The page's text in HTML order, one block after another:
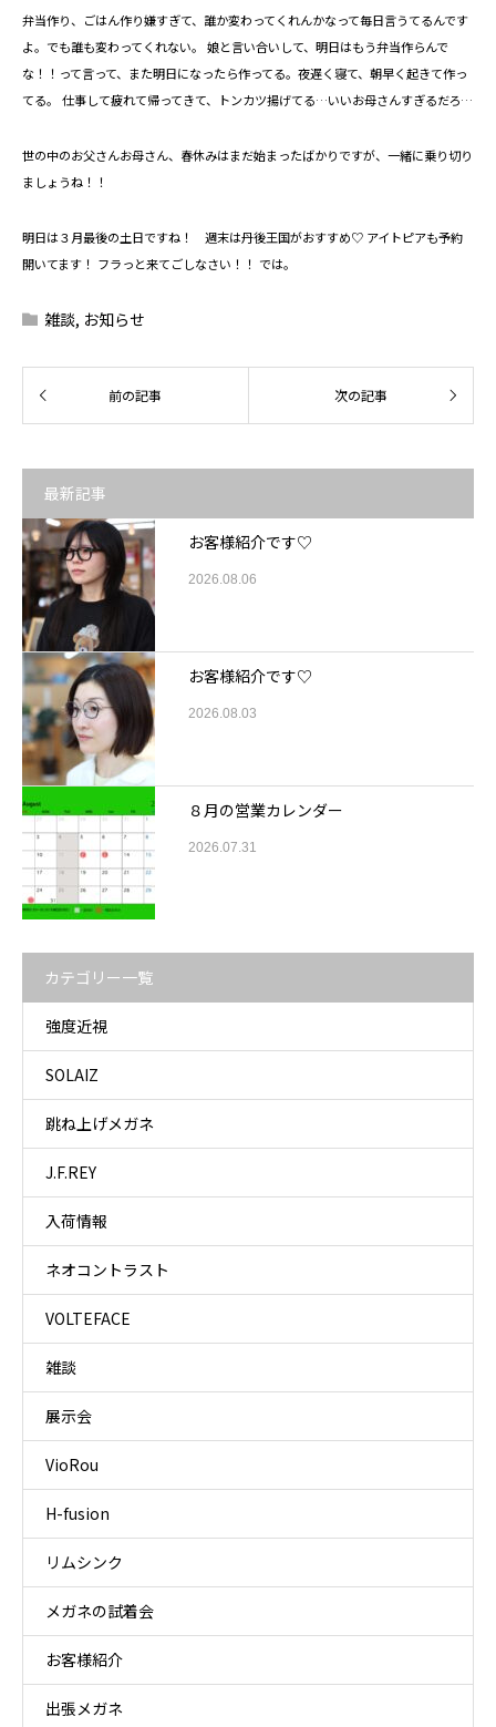
弁当作り、ごはん作り嫌すぎて、誰か変わってくれんかなって毎日言うてるんです
よ。でも誰も変わってくれない。 娘と言い合いして、明日はもう弁当作らんで
な！！って言って、また明日になったら作ってる。夜遅く寝て、朝早く起きて作っ
てる。 仕事して疲れて帰ってきて、トンカツ揚げてる…いいお母さんすぎるだろ…
世の中のお父さんお母さん、春休みはまだ始まったばかりですが、一緒に乗り切り
ましょうね！！
明日は３月最後の土日ですね！ 週末は丹後王国がおすすめ♡ アイトピアも予約
開いてます！ フラっと来てごしなさい！！ では。
雑談, お知らせ
最新記事
お客様紹介です♡
2026.08.06
お客様紹介です♡
2026.08.03
８月の営業カレンダー
2026.07.31
カテゴリー一覧
強度近視
SOLAIZ
跳ね上げメガネ
J.F.REY
入荷情報
ネオコントラスト
VOLTEFACE
雑談
展示会
VioRou
H-fusion
リムシンク
メガネの試着会
お客様紹介
出張メガネ